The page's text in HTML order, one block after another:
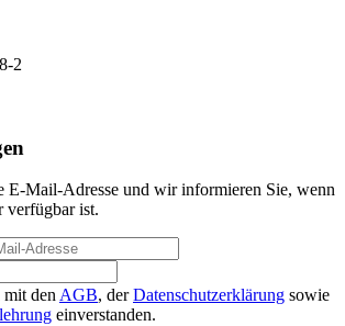
2
E-Mail-Adresse und wir informieren Sie, wenn
verfügbar ist.
den AGB, derDatenschutzerklärung sowie
einverstanden.